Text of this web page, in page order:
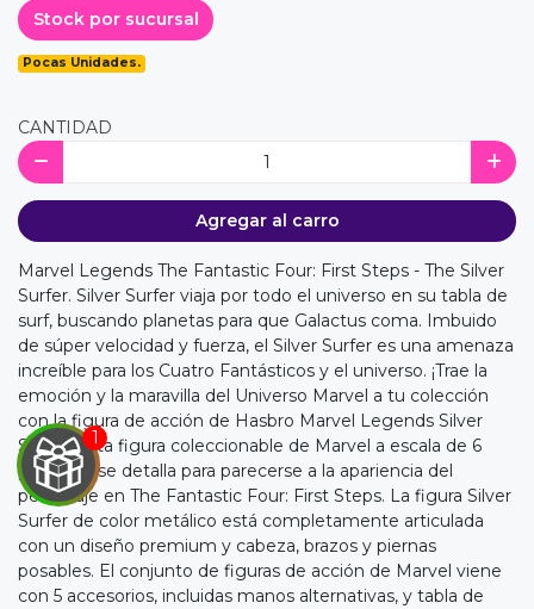
Stock por sucursal
Pocas Unidades.
CANTIDAD
Agregar al carro
Marvel Legends The Fantastic Four: First Steps - The Silver
Surfer. Silver Surfer viaja por todo el universo en su tabla de
surf, buscando planetas para que Galactus coma. Imbuido
de súper velocidad y fuerza, el Silver Surfer es una amenaza
increíble para los Cuatro Fantásticos y el universo. ¡Trae la
emoción y la maravilla del Universo Marvel a tu colección
con la figura de acción de Hasbro Marvel Legends Silver
Surfer! Esta figura coleccionable de Marvel a escala de 6
pulgadas se detalla para parecerse a la apariencia del
personaje en The Fantastic Four: First Steps. La figura Silver
Surfer de color metálico está completamente articulada
con un diseño premium y cabeza, brazos y piernas
posables. El conjunto de figuras de acción de Marvel viene
con 5 accesorios, incluidas manos alternativas, y tabla de